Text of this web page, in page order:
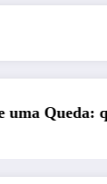
Curso: